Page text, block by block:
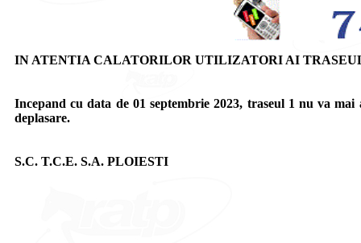
IN ATENTIA CALATORILOR UTILIZATORI AI
Incepand cu data de 01 septembrie 2023, traseul 1 nu va
deplasare.
S.C. T.C.E. S.A. PLOIESTI